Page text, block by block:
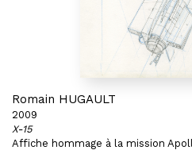
Romain HUGAULT
2009
X-15
Affiche hommage à la mission